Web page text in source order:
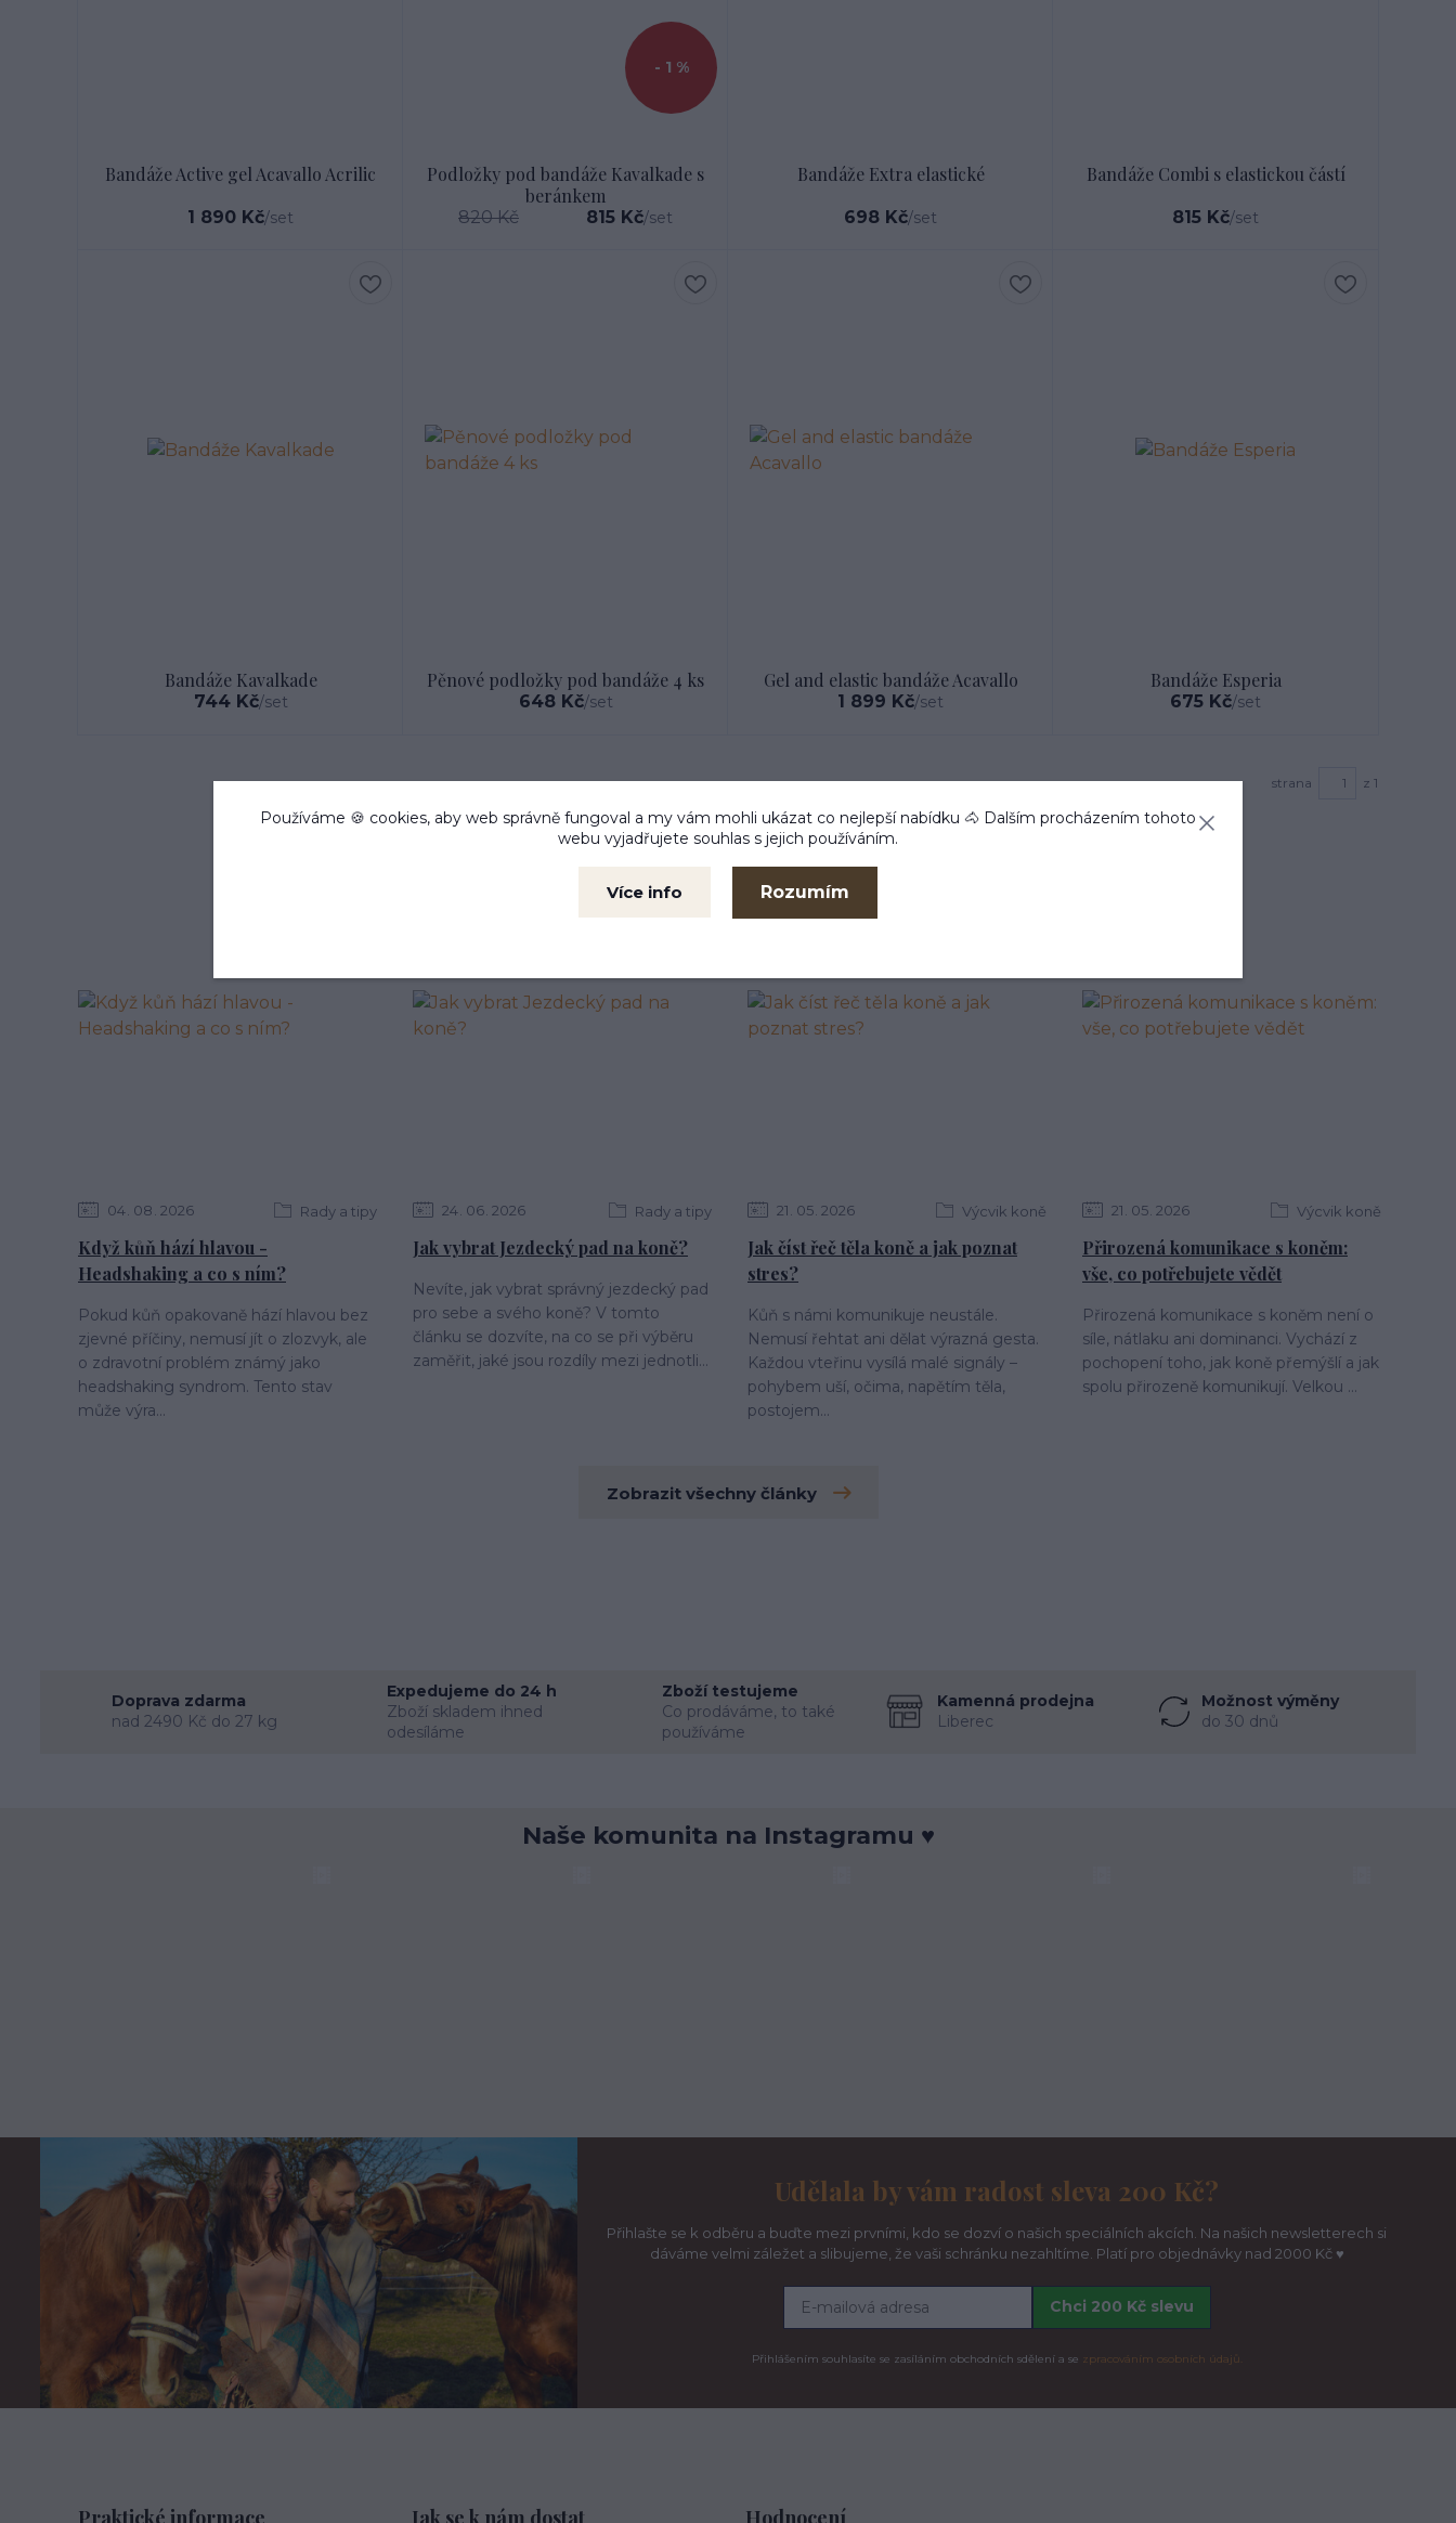
Bandáže Active gel Acavallo Acrilic
1 890 Kč/set
- 1 %
Podložky pod bandáže Kavalkade s
beránkem
820 Kč 815 Kč/set
Bandáže Extra elastické
698 Kč/set
Bandáže Combi s elastickou částí
815 Kč/set
Bandáže Kavalkade
744 Kč/set
Pěnové podložky pod bandáže 4 ks
648 Kč/set
Gel and elastic bandáže Acavallo
1 899 Kč/set
Bandáže Esperia
675 Kč/set
strana z 1
04 08 2026 Rady a tipy
Když kůň hází hlavou -
Headshaking a co s ním?
Pokud kůň opakovaně hází hlavou bez
zjevné příčiny, nemusí jít o zlozvyk, ale
o zdravotní problém známý jako
headshaking syndrom. Tento stav
může výra...
24 06 2026 Rady a tipy
Jak vybrat Jezdecký pad na koně?
Nevíte, jak vybrat správný jezdecký pad
pro sebe a svého koně? V tomto
článku se dozvíte, na co se při výběru
zaměřit, jaké jsou rozdíly mezi jednotli...
21 05 2026 Výcvik koně
Jak číst řeč těla koně a jak poznat
stres?
Kůň s námi komunikuje neustále.
Nemusí řehtat ani dělat výrazná gesta.
Každou vteřinu vysílá malé signály –
pohybem uší, očima, napětím těla,
postojem...
21 05 2026 Výcvik koně
Přirozená komunikace s koněm:
vše, co potřebujete vědět
Přirozená komunikace s koněm není o
síle, nátlaku ani dominanci. Vychází z
pochopení toho, jak koně přemýšlí a jak
spolu přirozeně komunikují. Velkou ...
Zobrazit všechny články
Doprava zdarma
nad 2490 Kč do 27 kg
Expedujeme do 24 h
Zboží skladem ihned
odesíláme
Zboží testujeme
Co prodáváme, to také
používáme
Kamenná prodejna
Liberec
Možnost výměny
do 30 dnů
Naše komunita na Instagramu ♥
Udělala by vám radost sleva 200 Kč?
Přihlašte se k odběru a buďte mezi prvními, kdo se dozví o našich speciálních akcích. Na našich newsletterech si
dáváme velmi záležet a slibujeme, že vaši schránku nezahltíme. Platí pro objednávky nad 2000 Kč ♥
Chci 200 Kč slevu
Přihlášením souhlasíte se zasíláním obchodních sdělení a se zpracováním osobních údajů.
Používáme 🍪 cookies, aby web správně fungoval a my vám mohli ukázat co nejlepší nabídku 🐴 Dalším procházením tohoto
webu vyjadřujete souhlas s jejich používáním.
Více info Rozumím